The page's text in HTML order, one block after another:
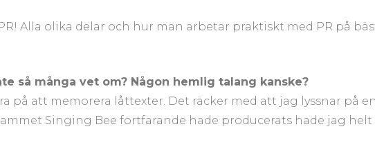
Alla olika delar och hur man arbetar praktiskt med PR på
så många vet om? Någon hemlig talang kanske?
på att memorera låttexter. Det räcker med att jag lyssnar på
Singing Bee fortfarande hade producerats hade jag helt